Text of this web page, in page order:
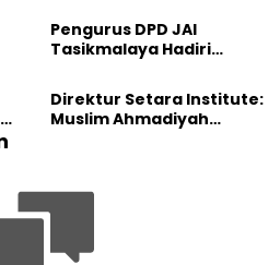
Pengurus DPD JAI
Tasikmalaya Hadiri
Ansor Cihideung, Perkuat
Silaturahmi
Direktur Setara Institute:
Muslim Ahmadiyah